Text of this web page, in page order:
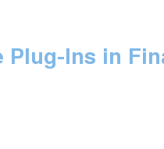
Plug-Ins in